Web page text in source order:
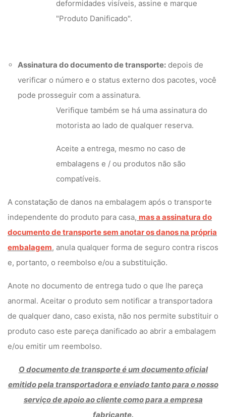
deformidades visíveis, assine e marque
"Produto Danificado".
Assinatura do documento de transporte: depois de
verificar o número e o status externo dos pacotes, você
pode prosseguir com a assinatura.
Verifique também se há uma assinatura do
motorista ao lado de qualquer reserva.
Aceite a entrega, mesmo no caso de
embalagens e / ou produtos não são
compatíveis.
A constatação de danos na embalagem após o transporte
independente do produto para casa, mas a assinatura do
documento de transporte sem anotar os danos na própria
embalagem, anula qualquer forma de seguro contra riscos
e, portanto, o reembolso e/ou a substituição.
Anote no documento de entrega tudo o que lhe pareça
anormal. Aceitar o produto sem notificar a transportadora
de qualquer dano, caso exista, não nos permite substituir o
produto caso este pareça danificado ao abrir a embalagem
e/ou emitir um reembolso.
O documento de transporte é um documento oficial
emitido pela transportadora e enviado tanto para o nosso
serviço de apoio ao cliente como para a empresa
fabricante.